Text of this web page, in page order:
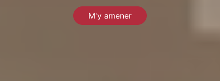
M'y amener